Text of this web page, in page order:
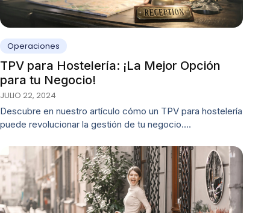
Operaciones
TPV para Hostelería: ¡La Mejor Opción
para tu Negocio!
JULIO 22, 2024
Descubre en nuestro artículo cómo un TPV para hostelería
puede revolucionar la gestión de tu negocio.…